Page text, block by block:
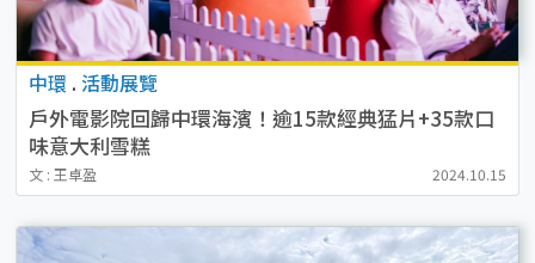
中環 . 活動展覽
戶外電影院回歸中環海濱！逾15款經典猛片+35款口
味意大利雪糕
文 : 王卓盈 2024.10.15